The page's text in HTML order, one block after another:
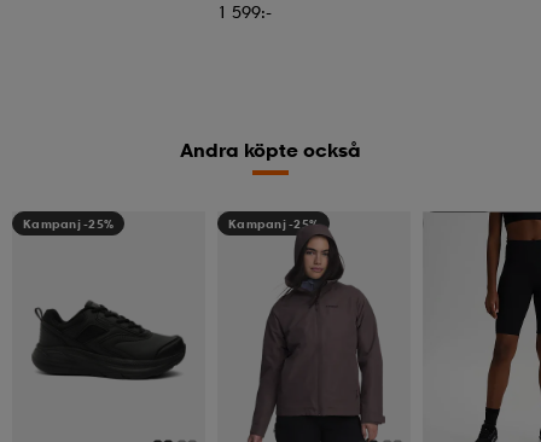
1 599:-
Andra köpte också
Kampanj -25% Kampanj -25%